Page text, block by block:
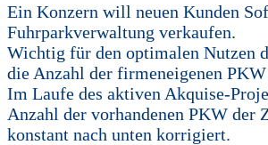
Ein Konzern will neuen Kunden
Fuhrparkverwaltung verkaufen.
Wichtig für den optimalen Nutzen
die Anzahl der firmeneigenen
Im Laufe des aktiven Akquise-
Anzahl der vorhandenen PKW der
konstant nach unten korrigiert.